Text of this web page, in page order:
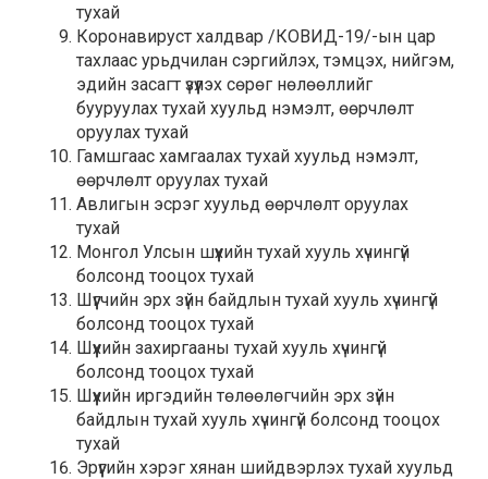
тухай
Коронавируст халдвар /КОВИД-19/-ын цар
тахлаас урьдчилан сэргийлэх, тэмцэх, нийгэм,
эдийн засагт үзүүлэх сөрөг нөлөөллийг
бууруулах тухай хуульд нэмэлт, өөрчлөлт
оруулах тухай
Гамшгаас хамгаалах тухай хуульд нэмэлт,
өөрчлөлт оруулах тухай
Авлигын эсрэг хуульд өөрчлөлт оруулах
тухай
Монгол Улсын шүүхийн тухай хууль хүчингүй
болсонд тооцох тухай
Шүүгчийн эрх зүйн байдлын тухай хууль хүчингүй
болсонд тооцох тухай
Шүүхийн захиргааны тухай хууль хүчингүй
болсонд тооцох тухай
Шүүхийн иргэдийн төлөөлөгчийн эрх зүйн
байдлын тухай хууль хүчингүй болсонд тооцох
тухай
Эрүүгийн хэрэг хянан шийдвэрлэх тухай хуульд